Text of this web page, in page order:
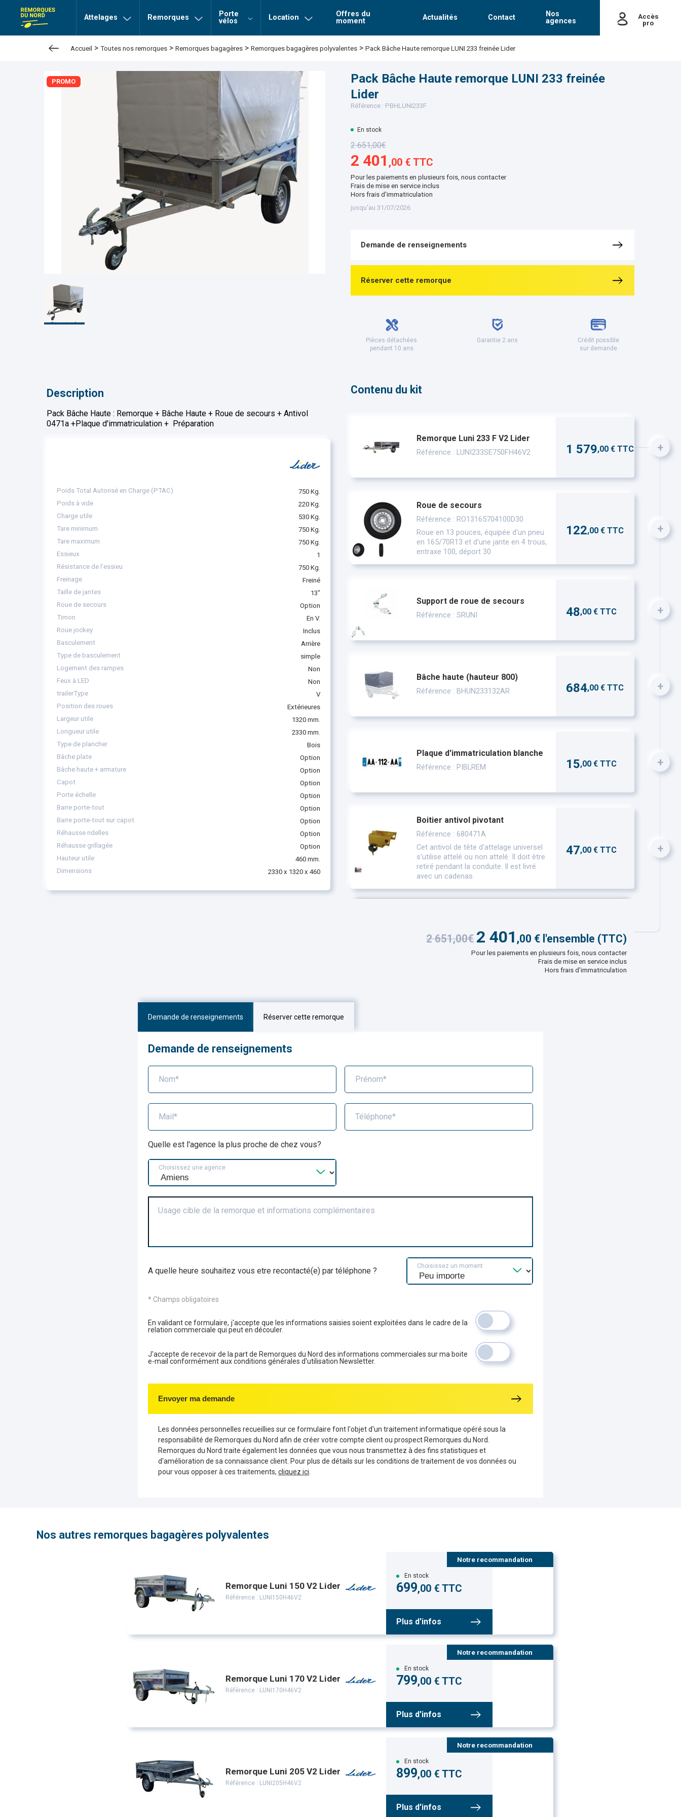
Remorques du nordAttelages Remorques
Porte
vélos
Location
Offres du
moment
Actualités Contact
Nos
agences
Accès
pro
Mot de passe
Mot de passe oublié
Accueil > Toutes nos remorques > Remorques bagagères > Remorques bagagères polyvalentes > Pack Bâche Haute remorque LUNI 233 freinée Lider
PROMO
jusqu'au 31/07/2026
2 651,00€
2 401 ,00 € TTC
Pour les paiements en plusieurs fois, nous contacter
Frais de mise en service inclus
Hors frais d'immatriculation
En stock
Pack Bâche Haute remorque LUNI 233 freinée
Lider
Référence : PBHLUNI233F
Demande de renseignements
Réserver cette remorque
Pièces détachées
pendant 10 ans
Garantie 2 ans
Crédit possible
sur demande
Description
Pack Bâche Haute : Remorque + Bâche Haute + Roue de secours + Antivol
0471a +Plaque d'immatriculation + Préparation
Poids Total Autorisé en Charge (PTAC)
750 Kg.
Poids à vide
220 Kg.
Charge utile
530 Kg.
Tare minimum
750 Kg.
Tare maximum
750 Kg.
Essieux
1
Résistance de l'essieu
750 Kg.
Freinage
Freiné
Taille de jantes
13"
Roue de secours
Option
Timon
En V.
Roue jockey
Inclus
Basculement
Arrière
Type de basculement
simple
Logement des rampes
Non
Feux à LED
Non
trailerType
V
Position des roues
Extérieures
Largeur utile
1320 mm.
Longueur utile
2330 mm.
Type de plancher
Bois
Bâche plate
Option
Bâche haute + armature
Option
Capot
Option
Porte échelle
Option
Barre porte-tout
Option
Barre porte-tout sur capot
Option
Réhausse ridelles
Option
Réhausse grillagée
Option
Hauteur utile
460 mm.
Dimensions
2330 x 1320 x 460
Contenu du kit
+
Remorque Luni 233 F V2 Lider
Référence : LUNI233SE750FH46V2 1 579,00 € TTC
+
Roue de secours
Référence : RO13165704100D30
Roue en 13 pouces, équipée d'un pneu
en 165/70R13 et d'une jante en 4 trous,
entraxe 100, déport 30
122,00 € TTC
+
Support de roue de secours
Référence : SRUNI 48,00 € TTC
+
Bâche haute (hauteur 800)
Référence : BHUN233132AR 684,00 € TTC
+
Plaque d'immatriculation blanche
Référence : PIBLREM 15,00 € TTC
+
Boitier antivol pivotant
Référence : 680471A
Cet antivol de tête d'attelage universel
s'utilise attelé ou non attelé. Il doit être
retiré pendant la conduite. Il est livré
avec un cadenas.
47,00 € TTC
2 651,00€ 2 401 ,00 € l'ensemble (TTC)
Pour les paiements en plusieurs fois, nous contacter
Frais de mise en service inclus
Hors frais d'immatriculation
Demande de renseignements Réserver cette remorque
Demande de renseignements
Nom* Prénom*
Mail* Téléphone*
Quelle est l'agence la plus proche de chez vous?
Choisissez une agence
Usage cible de la remorque et informations complémentaires
A quelle heure souhaitez vous etre recontacté(e) par téléphone ? Choisissez un moment
* Champs obligatoires
En validant ce formulaire, j'accepte que les informations saisies soient exploitées dans le cadre de la
relation commerciale qui peut en découler.
J'accepte de recevoir de la part de Remorques du Nord des informations commerciales sur ma boite
e-mail conformément aux conditions générales d'utilisation Newsletter.
Envoyer ma demande
Les données personnelles recueillies sur ce formulaire font l'objet d'un traitement informatique opéré sous la
responsabilité de Remorques du Nord afin de créer votre compte client ou prospect Remorques du Nord.
Remorques du Nord traite également les données que vous nous transmettez à des fins statistiques et
d'amélioration de sa connaissance client. Pour plus de détails sur les conditions de traitement de vos données ou
pour vous opposer à ces traitements, cliquez ici
Nos autres remorques bagagères polyvalentes
Notre recommandation
Remorque Luni 150 V2 Lider
Référence : LUNI150H46V2
En stock
699,00 € TTC
Plus d'infos
Notre recommandation
Remorque Luni 170 V2 Lider
Référence : LUNI170H46V2
En stock
799,00 € TTC
Plus d'infos
Notre recommandation
Remorque Luni 205 V2 Lider
Référence : LUNI205H46V2
En stock
899,00 € TTC
Plus d'infos